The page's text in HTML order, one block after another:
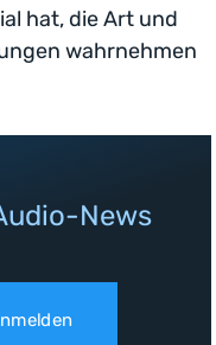
hat, die Art und
wahrnehmen
News